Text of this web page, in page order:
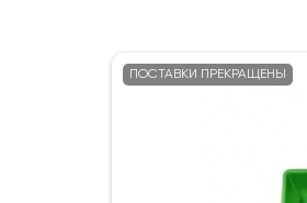
ПОСТАВКИ ПРЕКРАЩЕНЫ